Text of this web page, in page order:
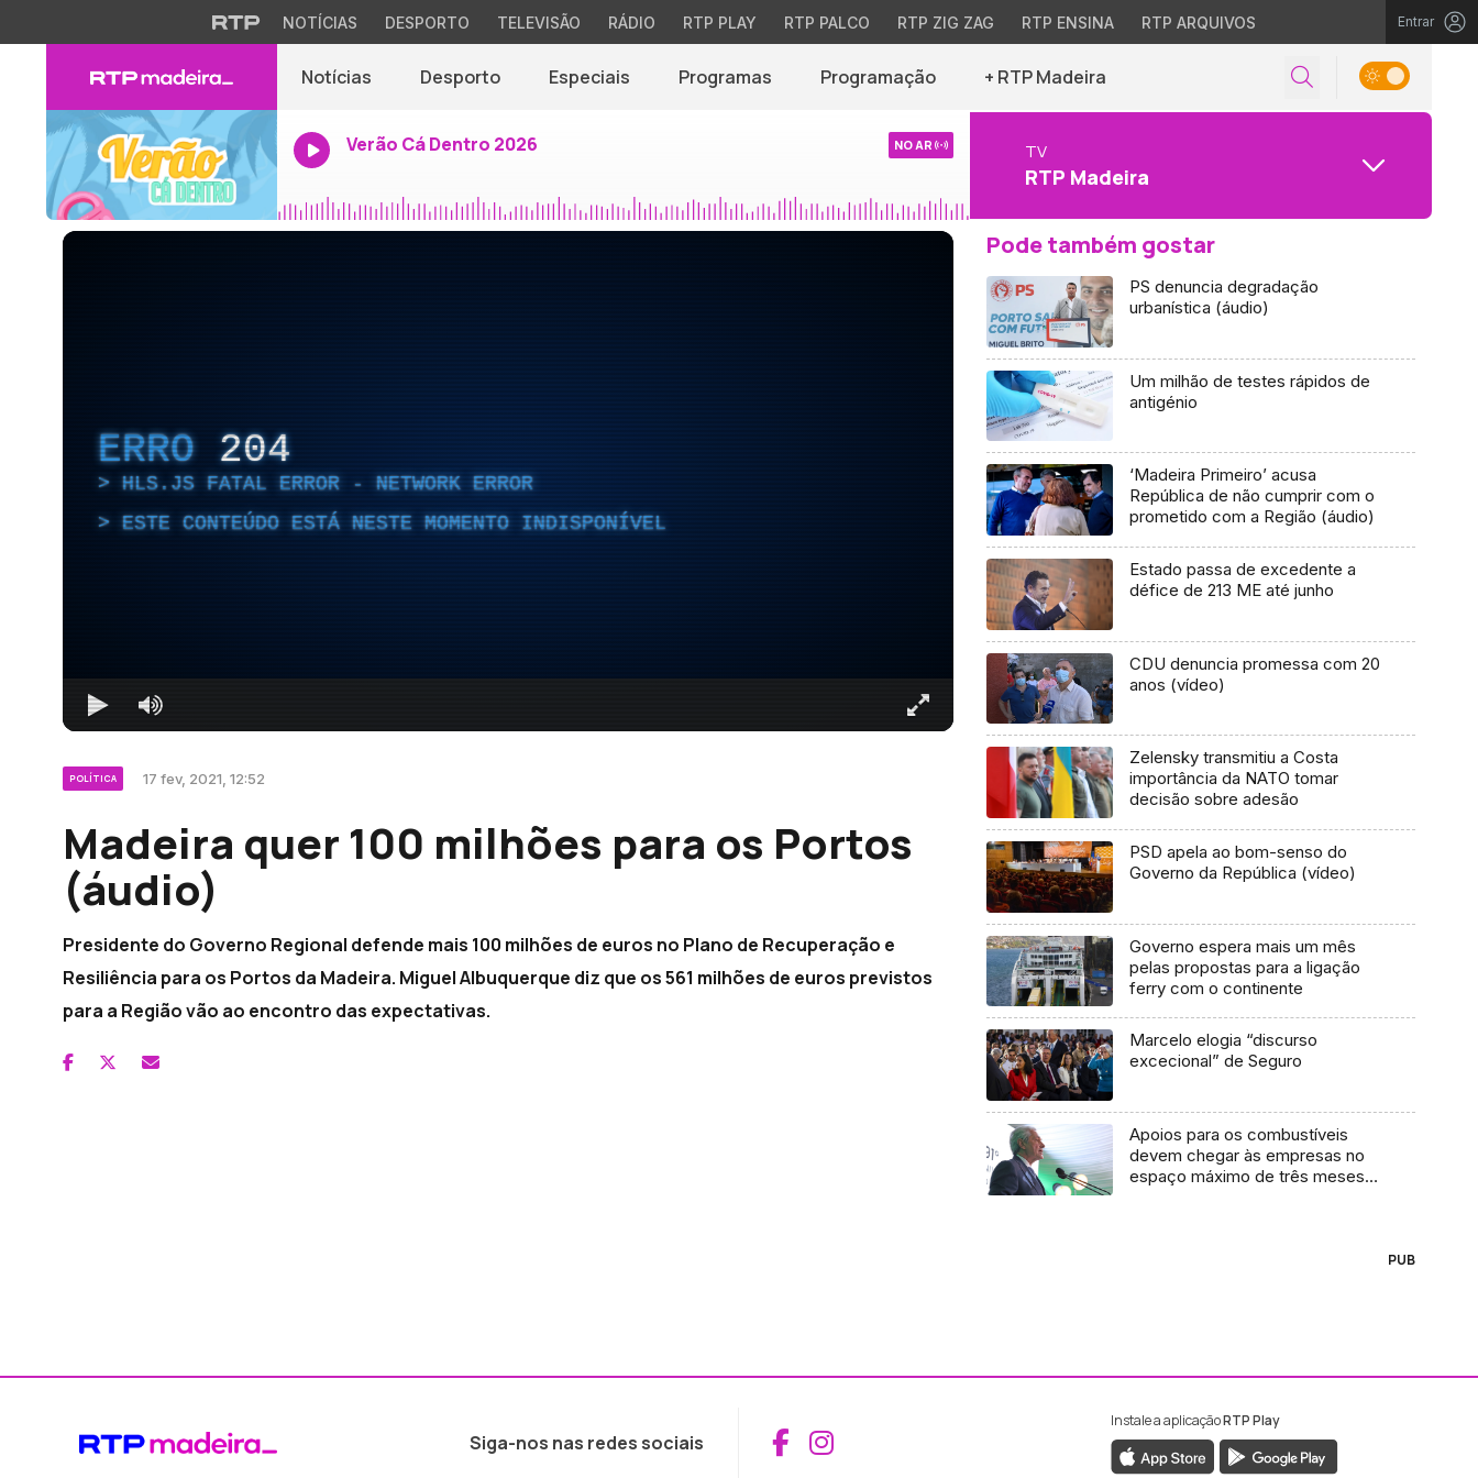
NOTÍCIAS DESPORTO TELEVISÃO RÁDIO RTP PLAY RTP PALCO RTP ZIG ZAG RTP ENSINA RTP ARQUIVOS Entrar
Notícias Desporto Especiais Programas Programação + RTP Madeira
Verão Cá Dentro 2026 NO AR TV
RTP Madeira
ERRO 204
HLS.JS FATAL ERROR - NETWORK ERROR
ESTE CONTEÚDO ESTÁ NESTE MOMENTO INDISPONÍVEL
POLÍTICA 17 fev, 2021, 12:52
Madeira quer 100 milhões para os Portos
(áudio)
Presidente do Governo Regional defende mais 100 milhões de euros no Plano de Recuperação e
Resiliência para os Portos da Madeira. Miguel Albuquerque diz que os 561 milhões de euros previstos
para a Região vão ao encontro das expectativas.
Pode também gostar
PS denuncia degradação
urbanística (áudio)
Um milhão de testes rápidos de
antigénio
‘Madeira Primeiro’ acusa
República de não cumprir com o
prometido com a Região (áudio)
Estado passa de excedente a
défice de 213 ME até junho
CDU denuncia promessa com 20
anos (vídeo)
Zelensky transmitiu a Costa
importância da NATO tomar
decisão sobre adesão
PSD apela ao bom-senso do
Governo da República (vídeo)
Governo espera mais um mês
pelas propostas para a ligação
ferry com o continente
Marcelo elogia “discurso
excecional” de Seguro
Apoios para os combustíveis
devem chegar às empresas no
espaço máximo de três meses
PUB
Siga-nos nas redes sociais Aceder ao Facebook da RTP Madeira
Aceder ao Instagram da RTP Madeira
Instale a aplicaçãoRTP Play